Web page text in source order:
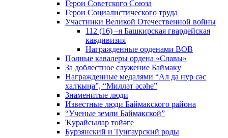
Герои Советского Союза
Герои Социалистического труда
Участники Великой Отечественной войны
112 (16) –я Башкирская гвардейская
кавдивизия
Награжденные орденами ВОВ
Полные кавалеры ордена «Славы»
За доблестное служение Баймаку
Награжденные медалями “Ал да нур сәс
халҡыңа”, “Милләт әсәһе”
Знаменитые люди
Известные люди Баймакского района
“Ученые земли Баймакской”
Ҡурайсылар төйәге
Бурзянский и Тунгаурский роды